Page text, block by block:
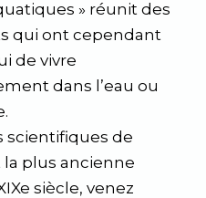
» réunit des
qui ont cependant
de vivre
dans l’eau ou
scientifiques de
plus ancienne
siècle, venez